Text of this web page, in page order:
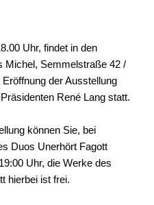
Uhr, findet in den
Michel, Semmelstraße 42 /
der Ausstellung
René Lang statt.
können Sie, bei
Duos Unerhört Fagott
Uhr, die Werke des
hierbei ist frei.